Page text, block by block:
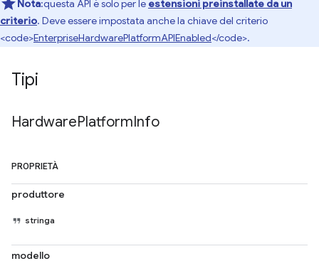
Nota:questa API è solo per le estensioni preinstallate da un
criterio. Deve essere impostata anche la chiave del criterio
<code>EnterpriseHardwarePlatformAPIEnabled</code>.
Tipi
HardwarePlatformInfo
PROPRIETÀ
produttore
stringa
modello